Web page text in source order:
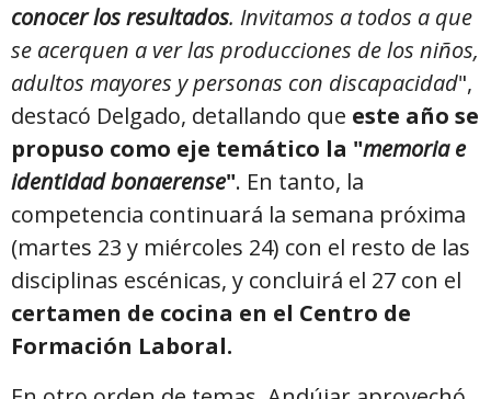
conocer los resultados. Invitamos a todos a que
se acerquen a ver las producciones de los niños,
adultos mayores y personas con discapacidad",
destacó Delgado, detallando que este año se
propuso como eje temático la "memoria e
identidad bonaerense". En tanto, la
competencia continuará la semana próxima
(martes 23 y miércoles 24) con el resto de las
disciplinas escénicas, y concluirá el 27 con el
certamen de cocina en el Centro de
Formación Laboral.